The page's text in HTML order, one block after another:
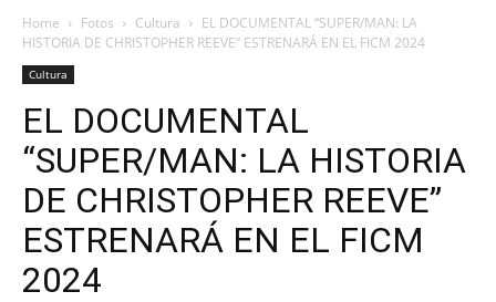
Home Fotos Cultura
EL DOCUMENTAL “SUPER/MAN: LA
HISTORIA DE CHRISTOPHER REEVE” ESTRENARÁ EN EL FICM 2024
Cultura
EL DOCUMENTAL
“SUPER/MAN: LA HISTORIA
DE CHRISTOPHER REEVE”
ESTRENARÁ EN EL FICM
2024